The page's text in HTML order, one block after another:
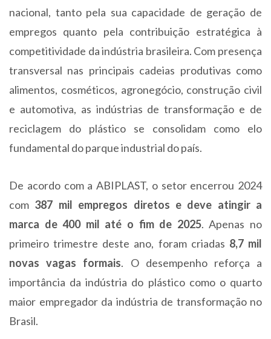
nacional, tanto pela sua capacidade de geração de
empregos quanto pela contribuição estratégica à
competitividade da indústria brasileira. Com presença
transversal nas principais cadeias produtivas como
alimentos, cosméticos, agronegócio, construção civil
e automotiva, as indústrias de transformação e de
reciclagem do plástico se consolidam como elo
fundamental do parque industrial do país.
De acordo com a ABIPLAST, o setor encerrou 2024
com 387 mil empregos diretos e deve atingir a
marca de 400 mil até o fim de 2025. Apenas no
primeiro trimestre deste ano, foram criadas 8,7 mil
novas vagas formais. O desempenho reforça a
importância da indústria do plástico como o quarto
maior empregador da indústria de transformação no
Brasil.